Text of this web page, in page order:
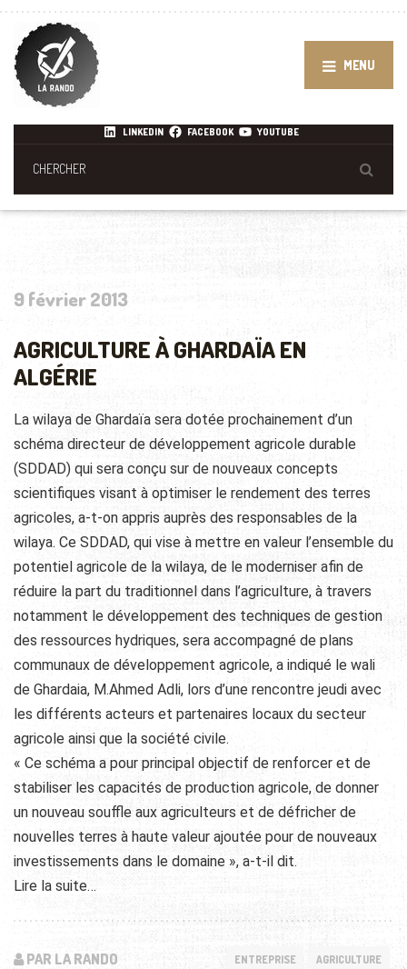
MENU
LINKEDIN FACEBOOK YOUTUBE
9 février 2013
AGRICULTURE À GHARDAÏA EN
ALGÉRIE
La wilaya de Ghardaïa sera dotée prochainement d’un
schéma directeur de développement agricole durable
(SDDAD) qui sera conçu sur de nouveaux concepts
scientifiques visant à optimiser le rendement des terres
agricoles, a-t-on appris auprès des responsables de la
wilaya. Ce SDDAD, qui vise à mettre en valeur l’ensemble du
potentiel agricole de la wilaya, de le moderniser afin de
réduire la part du traditionnel dans l’agriculture, à travers
notamment le développement des techniques de gestion
des ressources hydriques, sera accompagné de plans
communaux de développement agricole, a indiqué le wali
de Ghardaia, M.Ahmed Adli, lors d’une rencontre jeudi avec
les différents acteurs et partenaires locaux du secteur
agricole ainsi que la société civile.
« Ce schéma a pour principal objectif de renforcer et de
stabiliser les capacités de production agricole, de donner
un nouveau souffle aux agriculteurs et de défricher de
nouvelles terres à haute valeur ajoutée pour de nouveaux
investissements dans le domaine », a-t-il dit.
Lire la suite…
PAR LA RANDO ENTREPRISE AGRICULTURE